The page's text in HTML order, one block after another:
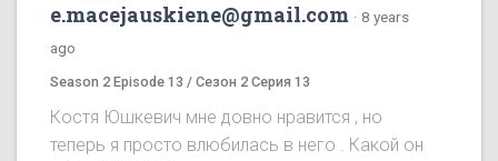
e.macejauskiene@gmail.com · 8 years
ago
Season 2 Episode 13 / Сезон 2 Серия 13
Костя Юшкевич мне довно нравится , но
теперь я просто влюбилась в него . Какой он